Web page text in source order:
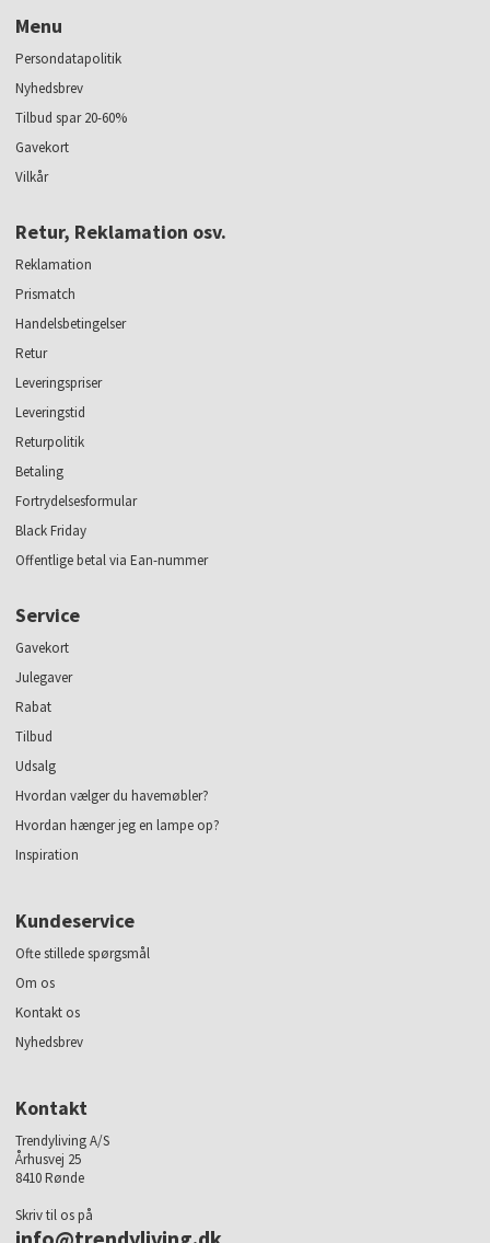
Menu
Persondatapolitik
Nyhedsbrev
Tilbud spar 20-60%
Gavekort
Vilkår
Retur, Reklamation osv.
Reklamation
Prismatch
Handelsbetingelser
Retur
Leveringspriser
Leveringstid
Returpolitik
Betaling
Fortrydelsesformular
Black Friday
Offentlige betal via Ean-nummer
Service
Gavekort
Julegaver
Rabat
Tilbud
Udsalg
Hvordan vælger du havemøbler?
Hvordan hænger jeg en lampe op?
Inspiration
Kundeservice
Ofte stillede spørgsmål
Om os
Kontakt os
Nyhedsbrev
Kontakt
Trendyliving A/S
Århusvej 25
8410 Rønde
Skriv til os på